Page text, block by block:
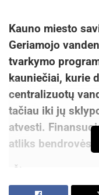
Kauno miesto
Geriamojo
tvarkymo
kauniečiai, kurie
centralizuotų
tačiau iki jų
atvesti.
atliks bendrovės
„Ši programa –
Kauno miesto